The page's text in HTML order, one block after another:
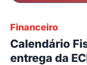
Financeiro
Calendário
entrega da